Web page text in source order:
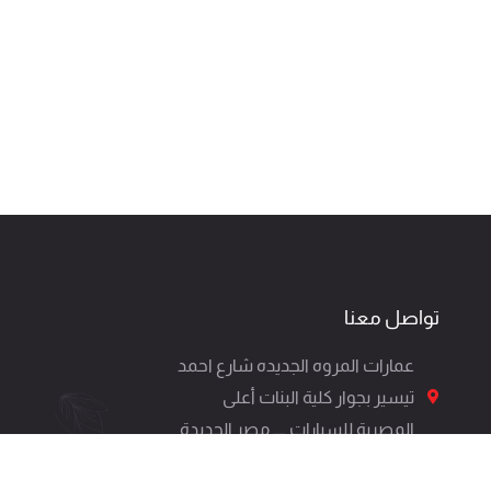
تواصل معنا
عمارات المروه الجديده شارع احمد
تيسير بجوار كلية البنات أعلى
المصرية للسيارات ــــ مصر الجديدة